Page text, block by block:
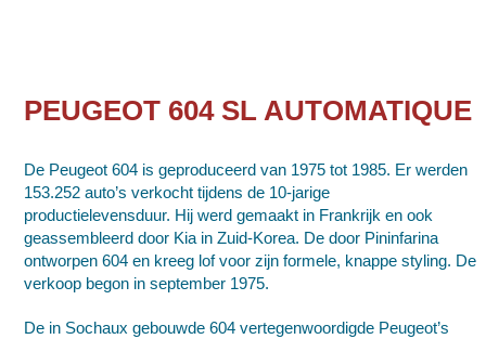
PEUGEOT 604 SL AUTOMATIQUE
De Peugeot 604 is geproduceerd van 1975 tot 1985. Er werden
153.252 auto’s verkocht tijdens de 10-jarige
productielevensduur. Hij werd gemaakt in Frankrijk en ook
geassembleerd door Kia in Zuid-Korea. De door Pininfarina
ontworpen 604 en kreeg lof voor zijn formele, knappe styling. De
verkoop begon in september 1975.
De in Sochaux gebouwde 604 vertegenwoordigde Peugeot’s